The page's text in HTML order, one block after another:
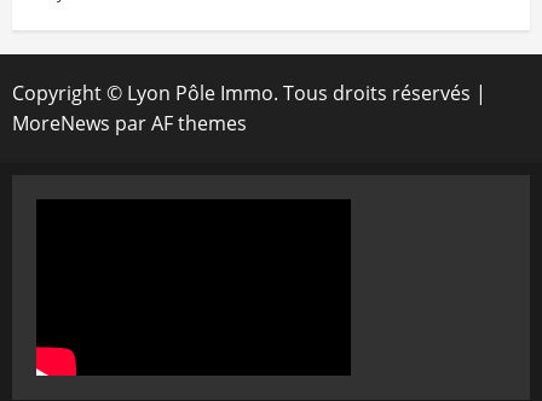
Copyright © Lyon Pôle Immo. Tous droits réservés |
MoreNews par AF themes